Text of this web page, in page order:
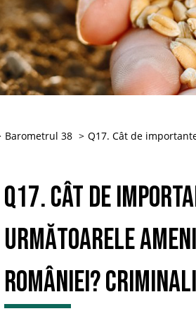
Barometrul 38
Q17. Cât de
Q17. Cât de
următoarele
României?